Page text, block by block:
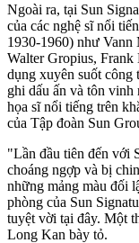
Ngoài ra, tại Sun
của các nghệ sĩ nổi
1930-1960) như
Walter Gropius,
dụng xuyên suốt công
ghi dấu ấn và tôn vinh
họa sĩ nổi tiếng trên
của Tập đoàn Sun
"Lần đầu tiên đến với
choáng ngợp và bị
những mảng màu đối
phòng của Sun
tuyệt vời tại đây. Một
Long Kan bày tỏ.